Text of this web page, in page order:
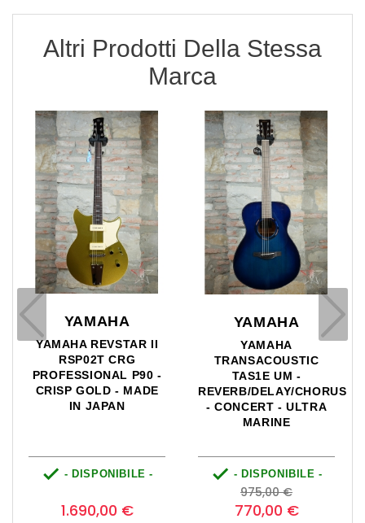
Altri Prodotti Della Stessa
Marca
YAMAHA
YAMAHA REVSTAR II
RSP02T CRG
PROFESSIONAL P90 -
CRISP GOLD - MADE
IN JAPAN
 - DISPONIBILE -
1.690,00 €
YAMAHA
YAMAHA
TRANSACOUSTIC
TAS1E UM -
REVERB/DELAY/CHORUS
- CONCERT - ULTRA
MARINE
 - DISPONIBILE -
Prezzo
base
975,00 €Prezzo
770,00 €